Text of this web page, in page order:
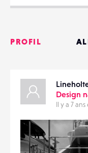
PROFIL
Design
Il y a 7